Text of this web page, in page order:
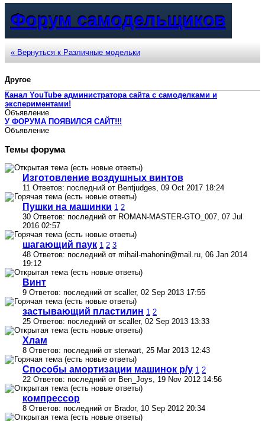
Форум самодельщиков
« Вернуться к Различные модельки
Другое
Канал YouTube администратора сайта с самоделками и
экспериментами!
Объявление
У ФОРУМА ПОЯВИЛСЯ САЙТ!!!
Объявление
Темы форума
Изготовление воздушных винтов
11 Ответов: последний от Bentjudges, 09 Oct 2017 18:24
Пушки на машинки 1 2
30 Ответов: последний от ROMAN-MASTER-GTO_007, 07 Jul
2016 02:57
шагающий паук 1 2 3
48 Ответов: последний от mihail-mahonin@mail.ru, 06 Jan 2014
19:12
Винт
9 Ответов: последний от scaller, 02 Sep 2013 17:55
застывающий пластилин 1 2
25 Ответов: последний от scaller, 02 Sep 2013 13:33
Хлам
8 Ответов: последний от sterwart, 25 Mar 2013 12:43
Способы амортизации машинок р/у 1 2
22 Ответов: последний от Ben_Joys, 19 Nov 2012 14:56
компрессор
8 Ответов: последний от Brador, 10 Sep 2012 20:34